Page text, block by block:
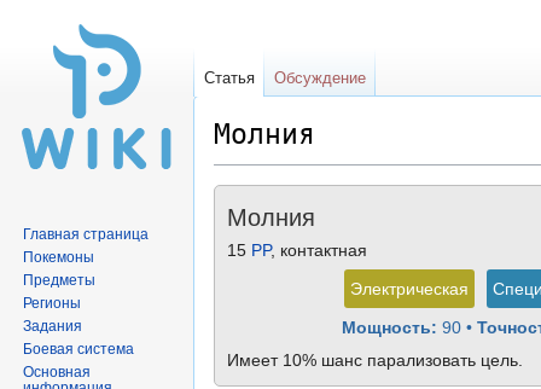
Молния
навигации
поиску
Молния
15 PP, контактная
Электрическая
Мощность: 90•
Имеет 10% шанс парализовать цель.
Статья Обсуждение
Главная страница
Покемоны
Предметы
Регионы
Задания
Боевая система
Основная